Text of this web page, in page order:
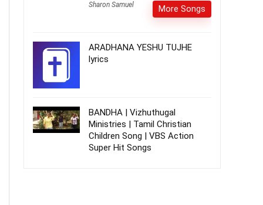
Sharon Samuel More Songs
ARADHANA YESHU TUJHE
lyrics
BANDHA | Vizhuthugal
Ministries | Tamil Christian
Children Song | VBS Action
Super Hit Songs